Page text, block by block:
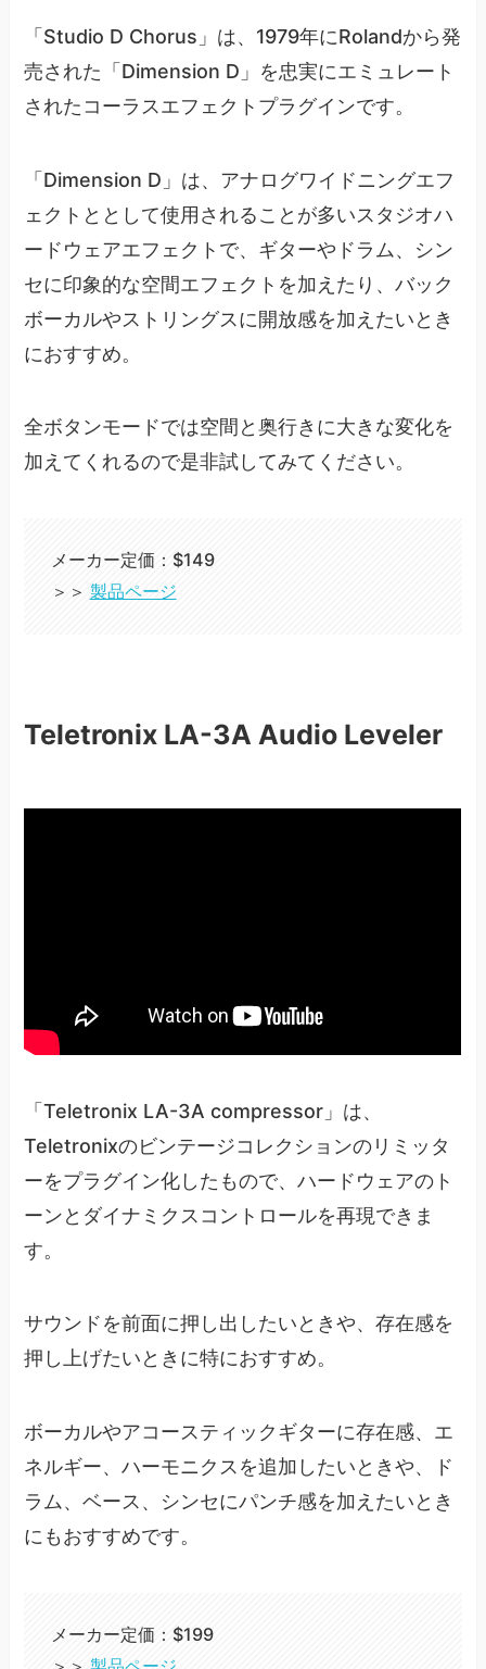
「Studio D Chorus」は、1979年にRolandから発
売された「Dimension D」を忠実にエミュレート
されたコーラスエフェクトプラグインです。
「Dimension D」は、アナログワイドニングエフ
ェクトととして使用されることが多いスタジオハ
ードウェアエフェクトで、ギターやドラム、シン
セに印象的な空間エフェクトを加えたり、バック
ボーカルやストリングスに開放感を加えたいとき
におすすめ。
全ボタンモードでは空間と奥行きに大きな変化を
加えてくれるので是非試してみてください。
メーカー定価：$149
＞＞ 製品ページ
Teletronix LA-3A Audio Leveler
「Teletronix LA-3A compressor」は、
Teletronixのビンテージコレクションのリミッタ
ーをプラグイン化したもので、ハードウェアのト
ーンとダイナミクスコントロールを再現できま
す。
サウンドを前面に押し出したいときや、存在感を
押し上げたいときに特におすすめ。
ボーカルやアコースティックギターに存在感、エ
ネルギー、ハーモニクスを追加したいときや、ド
ラム、ベース、シンセにパンチ感を加えたいとき
にもおすすめです。
メーカー定価：$199